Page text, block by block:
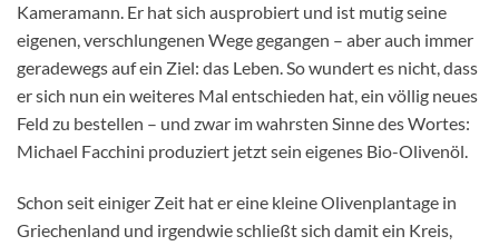
Kameramann. Er hat sich ausprobiert und ist mutig seine
eigenen, verschlungenen Wege gegangen – aber auch immer
geradewegs auf ein Ziel: das Leben. So wundert es nicht, dass
er sich nun ein weiteres Mal entschieden hat, ein völlig neues
Feld zu bestellen – und zwar im wahrsten Sinne des Wortes:
Michael Facchini produziert jetzt sein eigenes Bio-Olivenöl.
Schon seit einiger Zeit hat er eine kleine Olivenplantage in
Griechenland und irgendwie schließt sich damit ein Kreis,